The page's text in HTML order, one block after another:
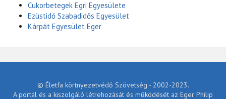
Cukorbetegek Egri Egyesülete
Ezüstidő Szabadidős Egyesület
Kárpát Egyesület Eger
© Életfa körtnyezetvédő Szövetség - 2002-2023.
A portál és a kiszolgáló létrehozását és működését az Eger Philip